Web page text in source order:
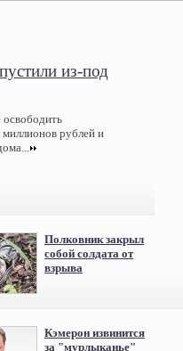
из-под
миллионов рублей и
Полковник закрыл
собой солдата от
взрыва
Кэмерон извинится
за "мурлыканье"